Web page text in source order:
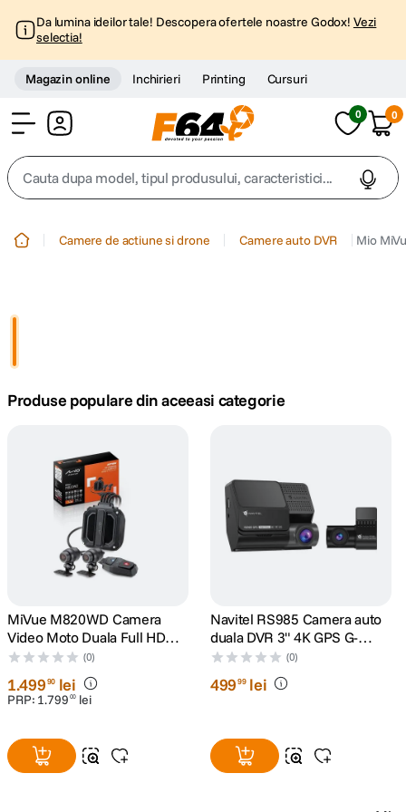
Da lumina ideilor tale! Descopera ofertele noastre Godox! Vezi
selectia!
Magazin online Inchirieri Printing Cursuri
0 0
Cauta dupa model, tipul produsului, caracteristici...
4. peak design
lavaliera
card memorie
ulanzi
9 . insta 360
10 . godox
Camere de actiune si drone Camere auto DVR Mio
Produse populare din aceeasi categorie
MiVue M820WD Camera
Video Moto Duala Full HD
WiFi Senzor Sony STARVIS
(0)
1.49990 lei
PRP: 1.799 00 lei
Navitel RS985 Camera auto
duala DVR 3" 4K GPS G-
Senzor
(0)
49999 lei